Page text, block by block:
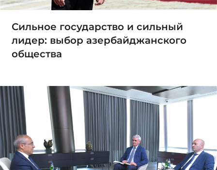
Сильное государство и сильный
лидер: выбор азербайджанского
общества